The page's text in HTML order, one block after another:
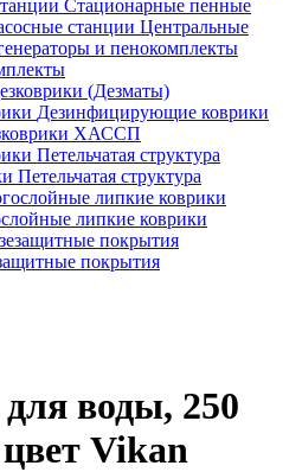
Стационарные пенные
Центральные
(Дезматы)
Дезинфицирующие коврики
ХАССП
структура
липкие коврики
покрытия
воды, 250
Vikan